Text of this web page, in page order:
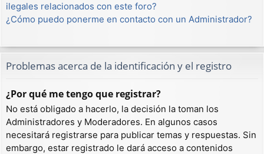
ilegales relacionados con este foro?
¿Cómo puedo ponerme en contacto con un Administrador?
Problemas acerca de la identificación y el registro
¿Por qué me tengo que registrar?
No está obligado a hacerlo, la decisión la toman los
Administradores y Moderadores. En algunos casos
necesitará registrarse para publicar temas y respuestas. Sin
embargo, estar registrado le dará acceso a contenidos